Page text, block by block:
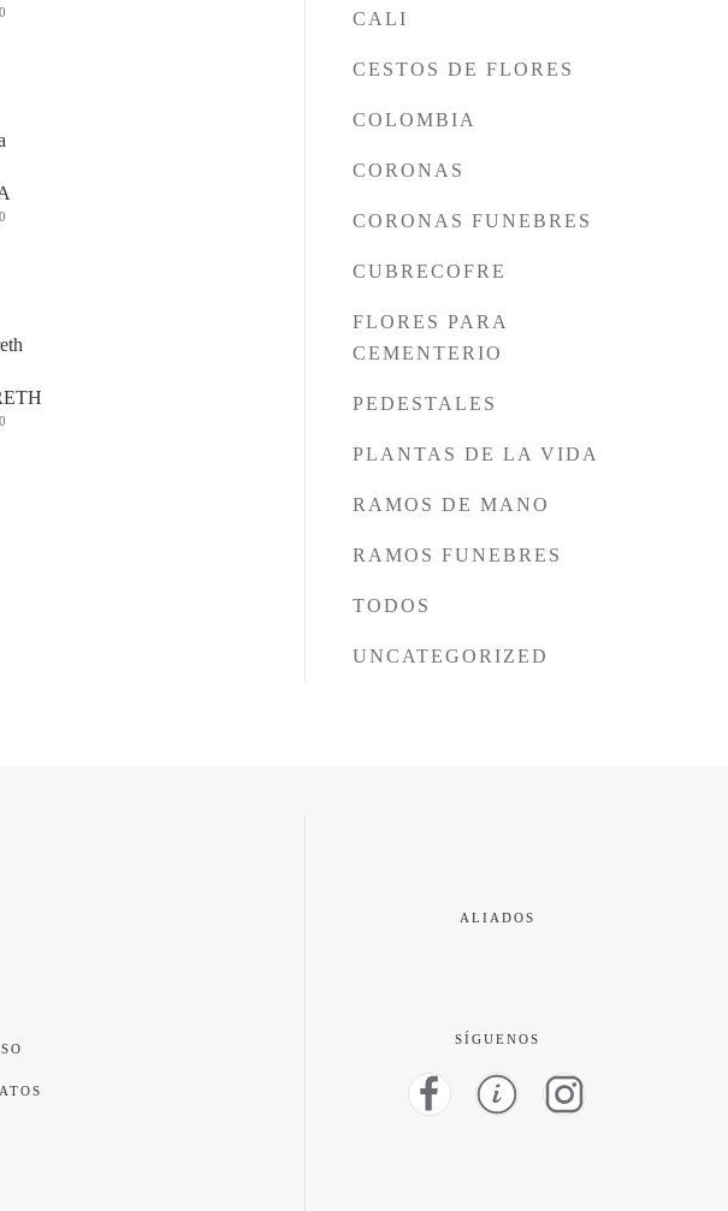
CALI
CESTOS DE FLORES
COLOMBIA
CORONAS
CORONAS FUNEBRES
CUBRECOFRE
FLORES PARA
CEMENTERIO
PEDESTALES
PLANTAS DE LA VIDA
RAMOS DE MANO
RAMOS FUNEBRES
TODOS
UNCATEGORIZED
ALIADOS
SÍGUENOS